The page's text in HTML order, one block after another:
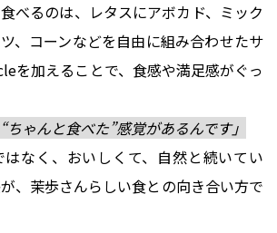
べるのは、レタスにアボカド、ミック
、コーンなどを自由に組み合わせたサ
を加えることで、食感や満足感がぐっ
ちゃんと食べた”感覚があるんです」
なく、おいしくて、自然と続いてい
、茉歩さんらしい食との向き合い方で